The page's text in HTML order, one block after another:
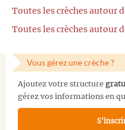
Toutes les crèches autour
Toutes les crèches autour
Vous gérez une crèche ?
Ajoutez votre structure
gérez vos informations en